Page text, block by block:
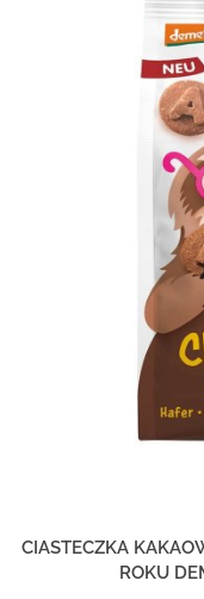
CIASTECZKA
ROKU